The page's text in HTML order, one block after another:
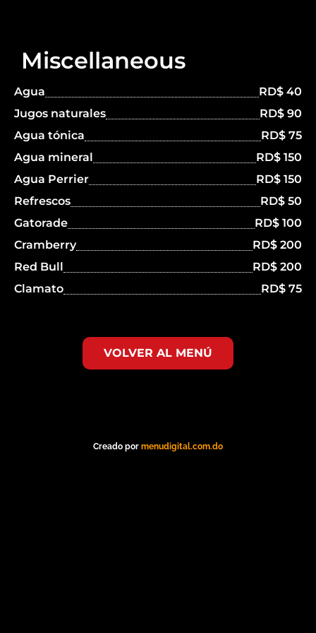
Miscellaneous
Agua
RD$ 40
Jugos naturales
RD$ 90
Agua tónica
RD$ 75
Agua mineral
RD$ 150
Agua Perrier
RD$ 150
Refrescos
RD$ 50
Gatorade
RD$ 100
Cramberry
RD$ 200
Red Bull
RD$ 200
Clamato
RD$ 75
VOLVER AL MENÚ
Creado por menudigital.com.do